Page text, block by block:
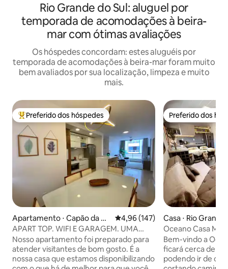
Rio Grande do Sul: aluguel por
temporada de acomodações à beira-
mar com ótimas avaliações
Os hóspedes concordam: estes aluguéis por
temporada de acomodações à beira-mar foram muito
bem avaliados por sua localização, limpeza e muito
mais.
Entre os melhores preferidos dos hóspedes
Preferido dos hóspedes
Apartamento ⋅ Capão da Ca
noa
4,96 de uma avaliação média de
4,96 (147)
APART TOP. WIFI E GARAGEM. UMA
QUADRA MAR E CENTRO
Nosso apartamento foi preparado para
atender visitantes de bom gosto. É a
nossa casa que estamos disponibilizando
Preferido dos
Preferido dos
Casa ⋅ Rio Grande
Oceano Casa
perto da Praia :)
Bem-vindo a
ficará cerca de 30
podendo ir de